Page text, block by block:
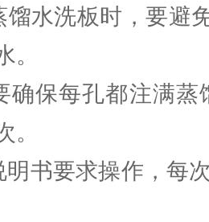
馏水洗板时，要避
。
确保每孔都注满蒸
次。
明书要求操作，